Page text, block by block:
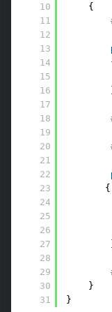
10
11
12
13
14
15
16
17
18
19
20
21
22
23
24
25
26
27
28
29
30
31
{
{
}
}